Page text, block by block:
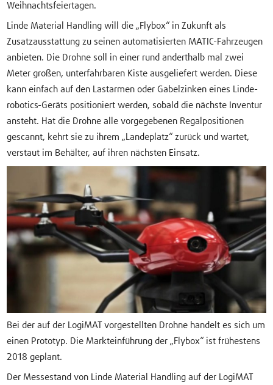
Weihnachtsfeiertagen.
Linde Material Handling will die „Flybox“ in Zukunft als
Zusatzausstattung zu seinen automatisierten MATIC-Fahrzeugen
anbieten. Die Drohne soll in einer rund anderthalb mal zwei
Meter großen, unterfahrbaren Kiste ausgeliefert werden. Diese
kann einfach auf den Lastarmen oder Gabelzinken eines Linde-
robotics-Geräts positioniert werden, sobald die nächste Inventur
ansteht. Hat die Drohne alle vorgegebenen Regalpositionen
gescannt, kehrt sie zu ihrem „Landeplatz“ zurück und wartet,
verstaut im Behälter, auf ihren nächsten Einsatz.
Bei der auf der LogiMAT vorgestellten Drohne handelt es sich um
einen Prototyp. Die Markteinführung der „Flybox“ ist frühestens
2018 geplant.
Der Messestand von Linde Material Handling auf der LogiMAT